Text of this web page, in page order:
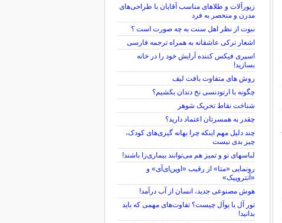
زیورآلات و طلاهای مناسب آقایان با طراحی‌های
مدرن و منحصر به فرد
نبوت از نظر اهل سنت به چه صورت است ؟
اشعار ترکی عاشقانه به همراه ترجمه فارسی
اسپری فیکس کننده آرایش خود را در خانه
بسازید!
روش های متفاوت بافت لیف
چگونه با ارتودنسی نخ دندان بکشیم؟
شناخت نقاط تحریک شوهر
چقدر به همسرتان اعتماد دارید؟
چند دلیل مهم اینکه چرا بهانه گیری‌های کودک،
چیز بدی نیست
لباس‎های نو و تمیز هم می‌توانند بیماری‌زا باشند!
رونمایی «متا» از رقیب «اوپن‌ای‌آی» و
«آنتروپیک»
هوش مصنوعی جدید، انسان از آب درآمد!
تور آل یا یوآل چیست؟ تفاوت‌های مهمی که باید
بدانید!